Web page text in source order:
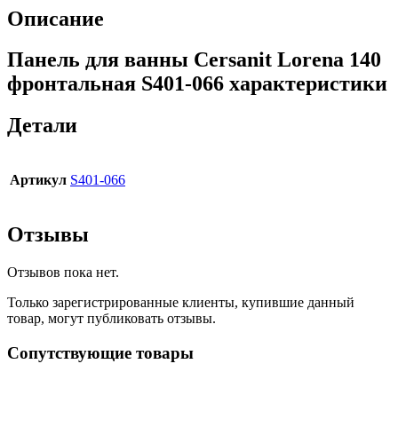
Описание
Панель для ванны Cersanit Lorena 140
фронтальная S401-066 характеристики
Детали
Артикул S401-066
Отзывы
Отзывов пока нет.
Только зарегистрированные клиенты, купившие данный
товар, могут публиковать отзывы.
Сопутствующие товары